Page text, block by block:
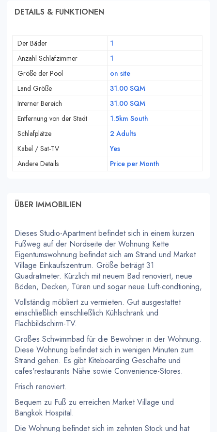
DETAILS & FUNKTIONEN
Der Bäder
1
Anzahl Schlafzimmer
1
Größe der Pool
on site
Land Größe
31.00 SQM
Interner Bereich
31.00 SQM
Entfernung von der Stadt
1.5km South
Schlafplätze
2 Adults
Kabel / Sat-TV
Yes
Andere Details
Price per Month
ÜBER IMMOBILIEN
Dieses Studio-Apartment befindet sich in einem kurzen
Fußweg auf der Nordseite der Wohnung Kette
Eigentumswohnung befindet sich am Strand und Market
Village Einkaufszentrum. Größe beträgt 31
Quadratmeter. Kürzlich mit neuem Bad renoviert, neue
Böden, Decken, Türen und sogar neue Luft-condtioning,
Vollständig möbliert zu vermieten. Gut ausgestattet
einschließlich einschließlich Kühlschrank und
Flachbildschirm-TV.
Großes Schwimmbad für die Bewohner in der Wohnung.
Diese Wohnung befindet sich in wenigen Minuten zum
Strand gehen. Es gibt Kiteboarding Geschäfte und
cafes'restaurants Nähe sowie Convenience-Stores.
Frisch renoviert.
Bequem zu Fuß zu erreichen Market Village und
Bangkok Hospital.
Die Wohnung befindet sich im zehnten Stock und hat